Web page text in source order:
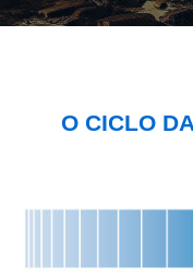
O CICLO